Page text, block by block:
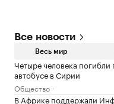
Все новости
Весь мир
Четыре человека погибли
автобусе в Сирии
Общество
В Африке поддержали